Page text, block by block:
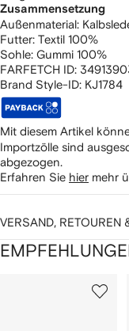
Zusammensetzung
Außenmaterial:
Futter: Textil 100%
Sohle: Gummi 100%
FARFETCH ID:
Brand Style-ID: KJ1784
Mit diesem Artikel
Importzölle sind
abgezogen.
Erfahren Sie hier mehr
VERSAND, RETOUREN